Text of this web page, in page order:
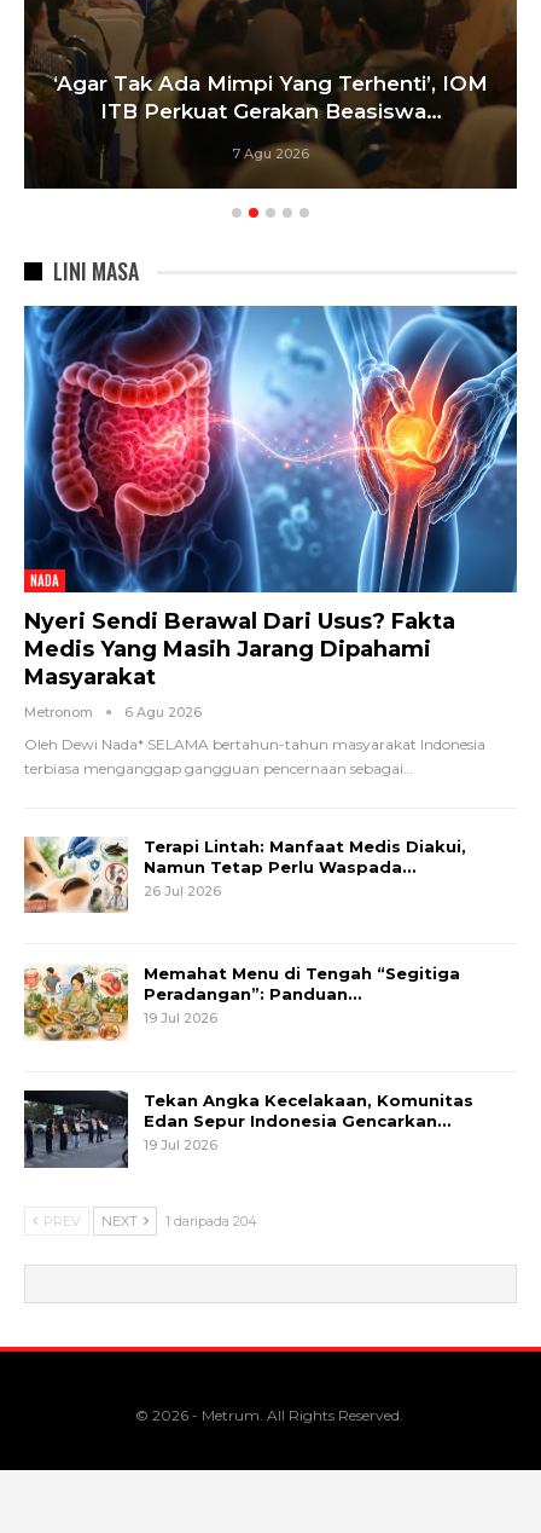
‘Agar Tak Ada Mimpi Yang Terhenti’, IOM
ITB Perkuat Gerakan Beasiswa…
7 Agu 2026
LINI MASA
NADA
Nyeri Sendi Berawal Dari Usus? Fakta
Medis Yang Masih Jarang Dipahami
Masyarakat
Metronom 6 Agu 2026
Oleh Dewi Nada* SELAMA bertahun-tahun masyarakat Indonesia
terbiasa menganggap gangguan pencernaan sebagai
Terapi Lintah: Manfaat Medis Diakui,
Namun Tetap Perlu Waspada…
26 Jul 2026
Memahat Menu di Tengah “Segitiga
Peradangan”: Panduan…
19 Jul 2026
Tekan Angka Kecelakaan, Komunitas
Edan Sepur Indonesia Gencarkan…
19 Jul 2026
PREV NEXT 1 daripada 204
© 2026 - Metrum. All Rights Reserved.